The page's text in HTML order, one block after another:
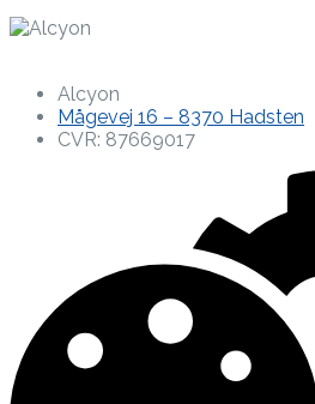
Alcyon
Mågevej 16 – 8370 Hadsten
CVR: 87669017